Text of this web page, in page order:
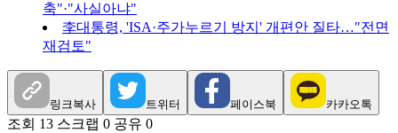
축"·"사실아냐"
李대통령, 'ISA·주가누르기 방지' 개편안 질타…"전면
재검토"
링크복사 트위터 페이스북 카카오톡
조회 13 스크랩 0 공유 0